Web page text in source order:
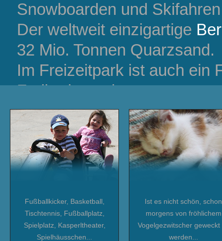
Snowboarden und
Der weltweit einzigartige
32 Mio. Tonnen Quarzsand.
Im Freizeitpark ist auch ein
Freibad angelegt.
Oder wie wäre es einmal
Bauerngolf mit einem
Oder schaut den
Finger. Einenleibhaftigen
dazumal und
Goldwaschen
Auch eine rasante Abfahrt
Fußballkicker, Basketball,
Tischtennis, Fußballplatz,
Spielplatz, Kasperltheater,
Spielhäusschen...
Ist es nicht schön, schon
morgens von fröhlichem
Vogelgezwitscher geweckt
werden...